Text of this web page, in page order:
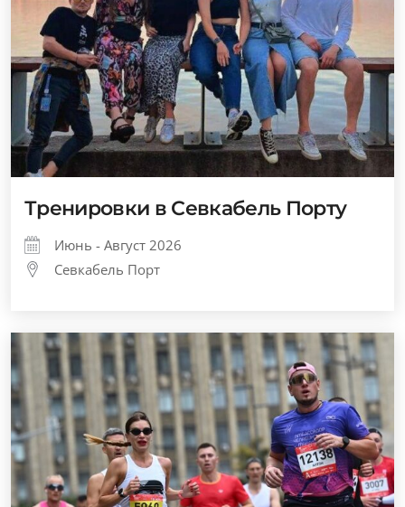
Тренировки в Севкабель Порту
Июнь - Август 2026
Севкабель Порт